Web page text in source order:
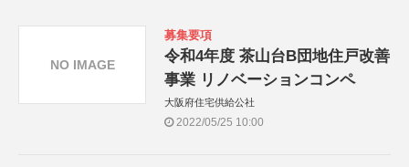
募集要項
令和4年度 茶山台B団地住戸改善
事業 リノベーションコンペ
大阪府住宅供給公社
2022/05/25 10:00
NO IMAGE